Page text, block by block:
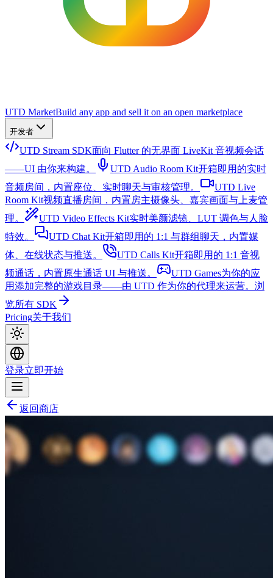
UTD MarketBuild any app and sell it on an open marketplace
开发者
UTD Stream SDK面向 Flutter 的无界面 LiveKit 音视频会话
——UI 由你来构建。
UTD Audio Room Kit开箱即用的实时
音频房间，内置座位、实时聊天与审核管理。
UTD Live
Room Kit视频直播房间，内置房主摄像头、嘉宾画面与上麦管
理。
UTD Video Effects Kit实时美颜滤镜、LUT 调色与人脸
特效。
UTD Chat Kit开箱即用的 1:1 与群组聊天，内置媒
体、在线状态与推送。
UTD Calls Kit开箱即用的 1:1 音视
频通话，内置原生通话 UI 与推送。
UTD Games为你的应
用添加完整的游戏目录——由 UTD 作为你的代理来运营。 浏
览所有 SDK
Pricing关于我们
登录立即开始
返回商店